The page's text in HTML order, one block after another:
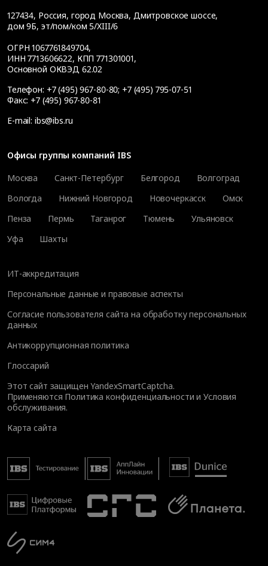
127434, Россия, город Москва, Дмитровское шоссе,
дом 9Б, эт/пом/ком 5/XIII/6
ОГРН 1067761849704,
ИНН 7713606622, КПП 771301001,
Основной ОКВЭД 62.02
Телефон: +7 (495) 967-80-80; +7 (495) 795-07-51
Факс: +7 (495) 967-80-81
E-mail: ibs@ibs.ru
Офисы группы компаний IBS
Москва
Санкт-Петербург Белгород
Волгоград
Вологда
Нижний Новгород Новочеркасск
Омск
Пенза
Пермь Таганрог Тюмень
Ульяновск
Уфа
Шахты
ИТ-аккредитация
Персональные данные и правовые аспекты
Согласие пользователя сайта на обработку персональных
данных
Антикоррупционная политика
Глоссарий
Этот сайт защищен YandexSmartCaptcha.
Применяются Политика конфиденциальности иУсловия
обслуживания.
Карта сайта